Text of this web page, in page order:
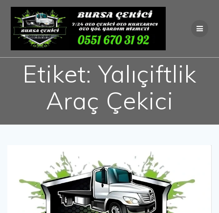
Skip
to
content
Etiket:Yalıçiftlik
Araç Çekici